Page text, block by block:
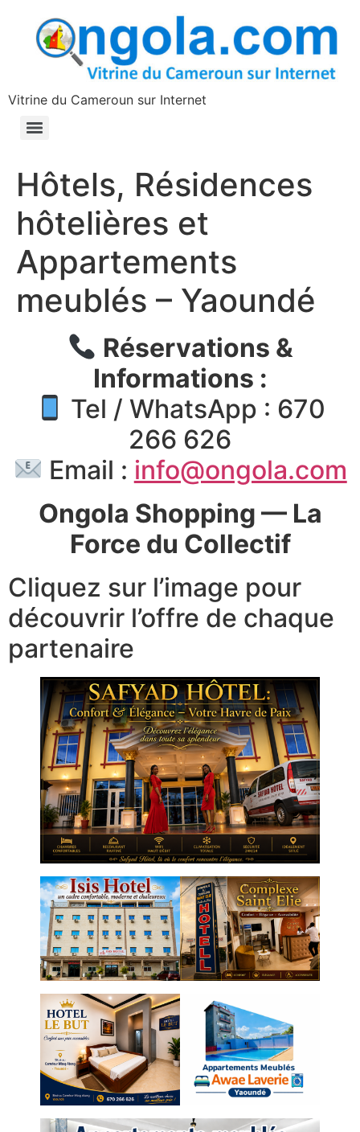
principal
Vitrine du Cameroun sur Internet
Hôtels, Résidences
hôtelières et
Appartements
meublés – Yaoundé
Réservations &
Informations :
Tel / WhatsApp : 670
266 626
Email : info@ongola.com
Ongola Shopping — La
Force du Collectif
Cliquez sur l’image pour
découvrir l’offre de chaque
partenaire